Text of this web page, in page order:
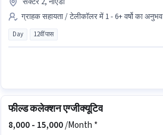
ग्राहक सहायता / टेलीकॉलर में 1 - 6+ वर्षो का अनुभव
Day 12वीं पास
फील्ड कलेक्शन एग्जीक्यूटिव
8,000 - 15,000/Month *